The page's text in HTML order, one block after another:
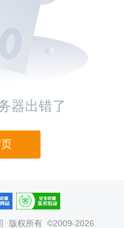
器出错了
版权所有 ©2009-2026